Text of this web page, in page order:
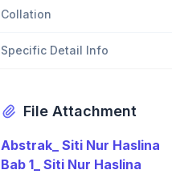
Collation
Specific Detail Info
File Attachment
Abstrak_ Siti Nur Haslina
Bab 1_ Siti Nur Haslina